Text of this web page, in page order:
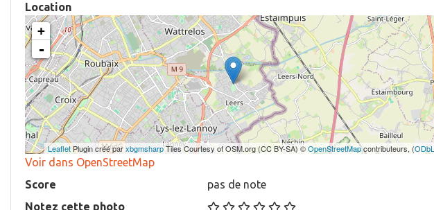
Location
+
-
LeafletPlugin créé parxbgmsharpTiles Courtesy of OSM.org (CC BY-SA) ©OpenStreetMapcontributeurs, (ODbL
Voir dans OpenStreetMap
Score
pas de note
Notez cette photo